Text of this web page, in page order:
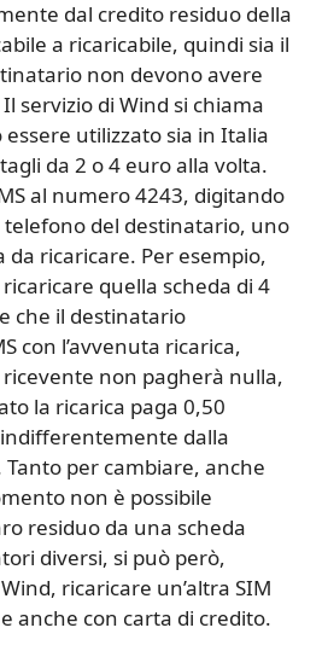
dal credito residuo della
a ricaricabile, quindi sia il
non devono avere
servizio di Wind si chiama
essere utilizzato sia in Italia
da 2 o 4 euro alla volta.
al numero 4243, digitando
del destinatario, uno
da ricaricare. Per esempio,
quella scheda di 4
che il destinatario
con l’avvenuta ricarica,
non pagherà nulla,
la ricarica paga 0,50
dalla
per cambiare, anche
non è possibile
residuo da una scheda
diversi, si può però,
ricaricare un’altra SIM
anche con carta di credito.